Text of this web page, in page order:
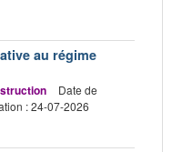
au régime
Date de
: 24-07-2026